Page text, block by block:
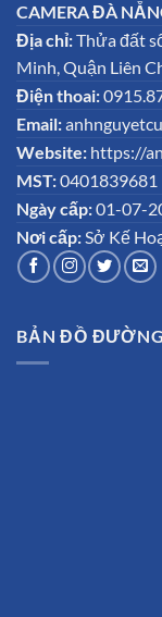
CAMERA ĐÀ
Địa chỉ:Thửa đất
Minh, Quận Liên
Điện thoai:
Email:
Website: https://
MST:0401839681
Ngày cấp:01-07-
Nơi cấp:Sở Kế
BẢN ĐỒ